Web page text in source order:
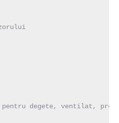
degete, ventilat,